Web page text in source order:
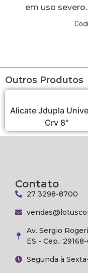
em uso severo.
Outros Produtos
Alicate Jdupla
Crv 8"
Contato
27 3298-8700
Av. Sergio
ES - Cep.:
Segunda à